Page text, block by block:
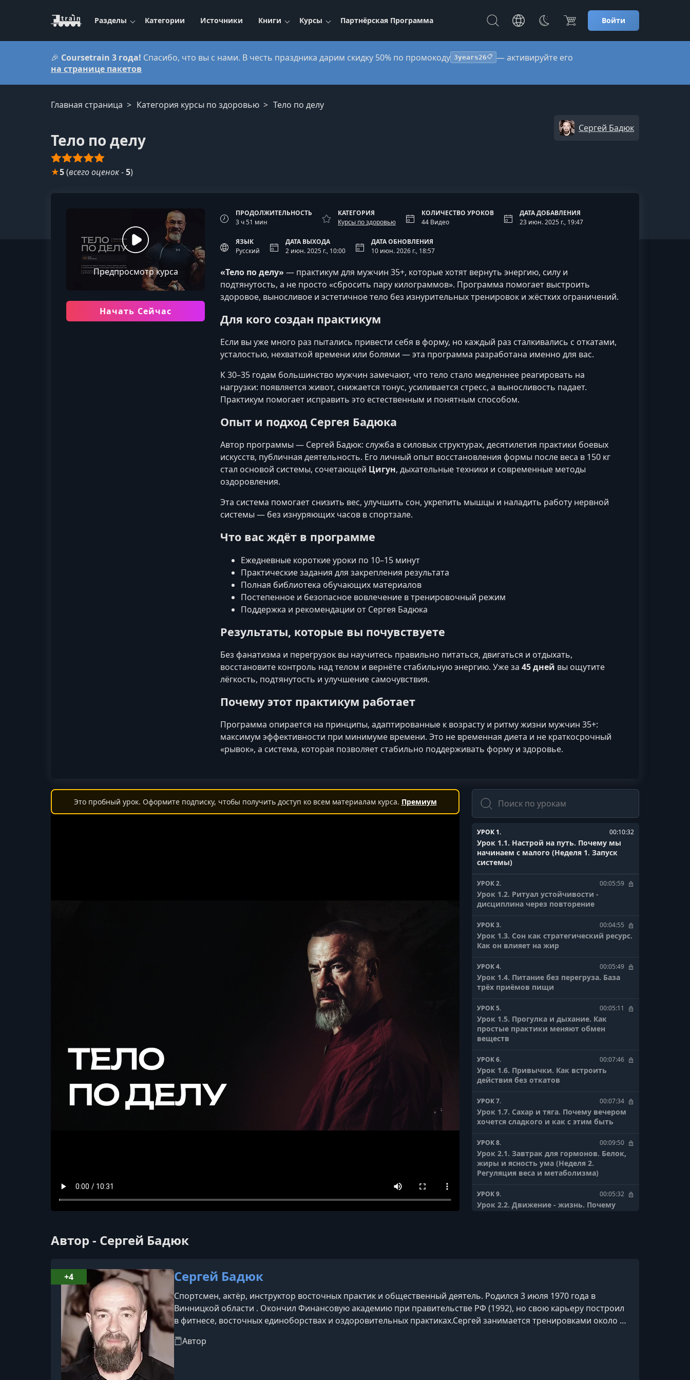
Разделы Категории Источники Книги Курсы Партнёрская Программа Войти
🎉 Coursetrain 3 года! Спасибо, что вы с нами. В честь праздника дарим скидку 50% по промокоду 3years26📋 — активируйте его
на странице пакетов
Главная страница Категория курсы по здоровью Тело по делу
Тело по делу
Сергей Бадюк
★5(всего оценок-5)
Предпросмотр курса
Начать Сейчас
ПРОДОЛЖИТЕЛЬНОСТЬ
3 ч 51 мин
КАТЕГОРИЯ
Курсы по здоровью
КОЛИЧЕСТВО УРОКОВ
44 Видео
ДАТА ДОБАВЛЕНИЯ
23 июн. 2025 г., 19:47
ЯЗЫК
Русский
ДАТА ВЫХОДА
2 июн. 2025 г., 10:00
ДАТА ОБНОВЛЕНИЯ
10 июн. 2026 г., 18:57
«Тело по делу» — практикум для мужчин 35+, которые хотят вернуть энергию, силу и
подтянутость, а не просто «сбросить пару килограммов». Программа помогает выстроить
здоровое, выносливое и эстетичное тело без изнурительных тренировок и жёстких ограничений.
Для кого создан практикум
Если вы уже много раз пытались привести себя в форму, но каждый раз сталкивались с откатами,
усталостью, нехваткой времени или болями — эта программа разработана именно для вас.
К 30–35 годам большинство мужчин замечают, что тело стало медленнее реагировать на
нагрузки: появляется живот, снижается тонус, усиливается стресс, а выносливость падает.
Практикум помогает исправить это естественным и понятным способом.
Опыт и подход Сергея Бадюка
Автор программы — Сергей Бадюк: служба в силовых структурах, десятилетия практики боевых
искусств, публичная деятельность. Его личный опыт восстановления формы после веса в 150 кг
стал основой системы, сочетающей Цигун, дыхательные техники и современные методы
оздоровления.
Эта система помогает снизить вес, улучшить сон, укрепить мышцы и наладить работу нервной
системы — без изнуряющих часов в спортзале.
Что вас ждёт в программе
Ежедневные короткие уроки по 10–15 минут
Практические задания для закрепления результата
Полная библиотека обучающих материалов
Постепенное и безопасное вовлечение в тренировочный режим
Поддержка и рекомендации от Сергея Бадюка
Результаты, которые вы почувствуете
Без фанатизма и перегрузок вы научитесь правильно питаться, двигаться и отдыхать,
восстановите контроль над телом и вернёте стабильную энергию. Уже за 45 дней вы ощутите
лёгкость, подтянутость и улучшение самочувствия.
Почему этот практикум работает
Программа опирается на принципы, адаптированные к возрасту и ритму жизни мужчин 35+:
максимум эффективности при минимуме времени. Это не временная диета и не краткосрочный
«рывок», а система, которая позволяет стабильно поддерживать форму и здоровье.
Это пробный урок. Оформите подписку, чтобы получить доступ ко всем материалам курса. Премиум
Поиск
УРОК 1. 00:10:32
Урок 1.1. Настрой на путь. Почему мы
начинаем с малого (Неделя 1. Запуск
системы)
УРОК 2. 00:05:59
Урок 1.2. Ритуал устойчивости -
дисциплина через повторение
УРОК 3. 00:04:55
Урок 1.3. Сон как стратегический ресурс.
Как он влияет на жир
УРОК 4. 00:05:49
Урок 1.4. Питание без перегруза. База
трёх приёмов пищи
УРОК 5. 00:05:11
Урок 1.5. Прогулка и дыхание. Как
простые практики меняют обмен
веществ
УРОК 6. 00:07:46
Урок 1.6. Привычки. Как встроить
действия без откатов
УРОК 7. 00:07:34
Урок 1.7. Сахар и тяга. Почему вечером
хочется сладкого и как с этим быть
УРОК 8. 00:09:50
Урок 2.1. Завтрак для гормонов. Белок,
жиры и ясность ума (Неделя 2.
Регуляция веса и метаболизма)
УРОК 9. 00:05:32
Урок 2.2. Движение - жизнь. Почему
выйти из петли
УРОК 12. 00:02:41
Автор - Сергей Бадюк
Сергей Бадюк
Спортсмен, актёр, инструктор восточных практик и общественный деятель. Родился 3 июля 1970 года в
Винницкой области . Окончил Финансовую академию при правительстве РФ (1992), но свою карьеру построил
в фитнесе, восточных единоборствах и оздоровительных практиках.Сергей занимается тренировками около 40
московскую Шанти-студию — центр оздоровите
Автор
+4